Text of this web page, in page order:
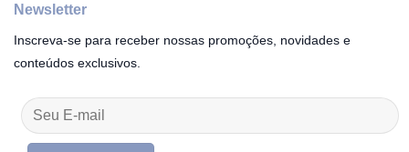
Newsletter
Inscreva-se para receber nossas promoções, novidades e
conteúdos exclusivos.